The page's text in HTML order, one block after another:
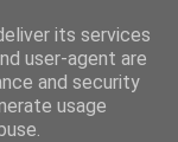
its services
user-agent are
and security
usage